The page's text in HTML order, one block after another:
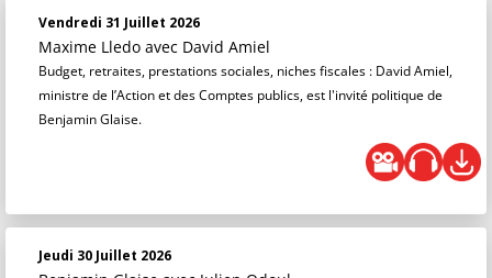
Vendredi 31 Juillet 2026
Maxime Lledo avec David Amiel
Budget, retraites, prestations sociales, niches fiscales : David Amiel,
ministre de l’Action et des Comptes publics, est l'invité politique de
Benjamin Glaise.
Jeudi 30 Juillet 2026